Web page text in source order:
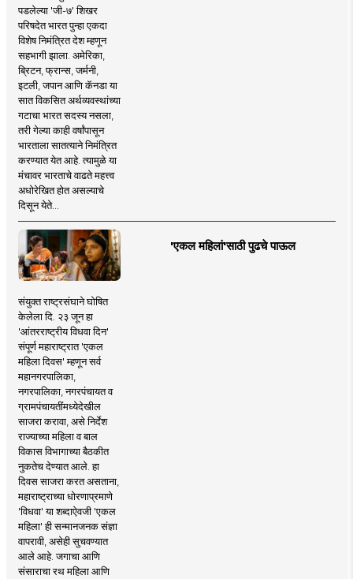
पडलेल्या 'जी-७' शिखर
परिषदेत भारत पुन्हा एकदा
विशेष निमंत्रित देश म्हणून
सहभागी झाला. अमेरिका,
ब्रिटन, फ्रान्स, जर्मनी,
इटली, जपान आणि कॅनडा या
सात विकसित अर्थव्यवस्थांच्या
गटाचा भारत सदस्य नसला,
तरी गेल्या काही वर्षांपासून
भारताला सातत्याने निमंत्रित
करण्यात येत आहे. त्यामुळे या
मंचावर भारताचे वाढते महत्त्व
अधोरेखित होत असल्याचे
दिसून येते...
'एकल महिलां'साठी पुढचे पाऊल
संयुक्त राष्ट्रसंघाने घोषित
केलेला दि. २३ जून हा
'आंतरराष्ट्रीय विधवा दिन'
संपूर्ण महाराष्ट्रात 'एकल
महिला दिवस' म्हणून सर्व
महानगरपालिका,
नगरपालिका, नगरपंचायत व
ग्रामपंचायतींमध्येदेखील
साजरा करावा, असे निर्देश
राज्याच्या महिला व बाल
विकास विभागाच्या बैठकीत
नुकतेच देण्यात आले. हा
दिवस साजरा करत असताना,
महाराष्ट्राच्या धोरणाप्रमाणे
'विधवा' या शब्दाऐवजी 'एकल
महिला' ही सन्मानजनक संज्ञा
वापरावी, असेही सुचवण्यात
आले आहे. जगाचा आणि
संसाराचा रथ महिला आणि